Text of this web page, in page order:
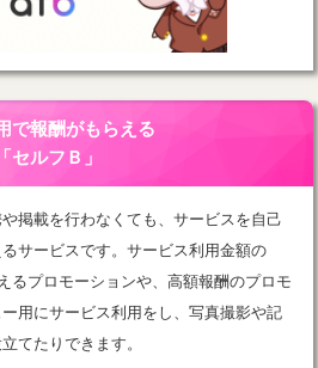
で報酬がもらえる
「セルフＢ」
掲載を行わなくても、サービスを自己
サービスです。サービス利用金額の
るプロモーションや、高額報酬のプロモ
用にサービス利用をし、写真撮影や記
てたりできます。